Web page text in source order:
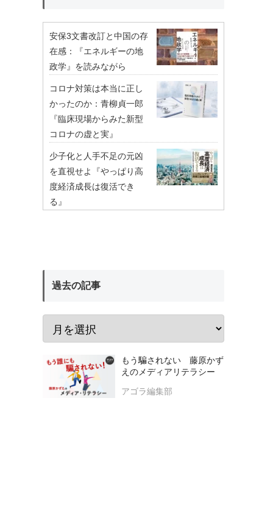
安保3文書改訂と中国の存
在感：『エネルギーの地
政学』を読みながら
コロナ対策は本当に正し
かったのか：青柳貞一郎
『臨床現場からみた新型
コロナの虚と実』
少子化と人手不足の元凶
を直視せよ『やっぱり高
度経済成長は復活でき
る』
過去の記事
もう騙されない 藤原かず
えのメディアリテラシー
アゴラ編集部